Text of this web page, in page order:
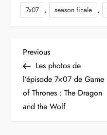
7x07 , season finale ,
N
a
v
Previous
Post
Previous
Les photos de
l’épisode 7×07 de Game
of Thrones : The Dragon
and the Wolf